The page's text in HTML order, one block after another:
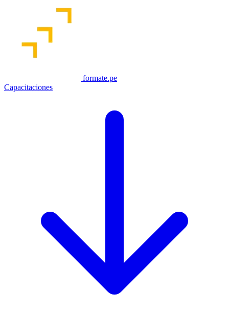
formate.pe
Capacitaciones